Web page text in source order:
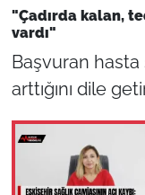
"Çadırda kalan,
vardı"
Başvuran hasta
arttığını dile